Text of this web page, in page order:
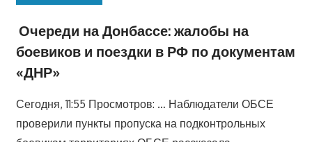
Очереди на Донбассе: жалобы на
боевиков и поездки в РФ по документам
«ДНР»
Сегодня, 11:55 Просмотров: … Наблюдатели ОБСЕ
проверили пункты пропуска на подконтрольных